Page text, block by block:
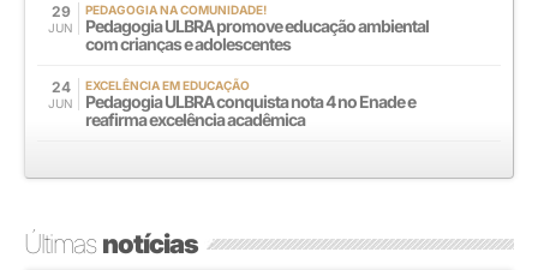
29
JUN
PEDAGOGIA NA COMUNIDADE!
Pedagogia ULBRA promove educação ambiental
com crianças e adolescentes
24
JUN
EXCELÊNCIA EM EDUCAÇÃO
Pedagogia ULBRA conquista nota 4 no Enade e
reafirma excelência acadêmica
Últimasnotícias